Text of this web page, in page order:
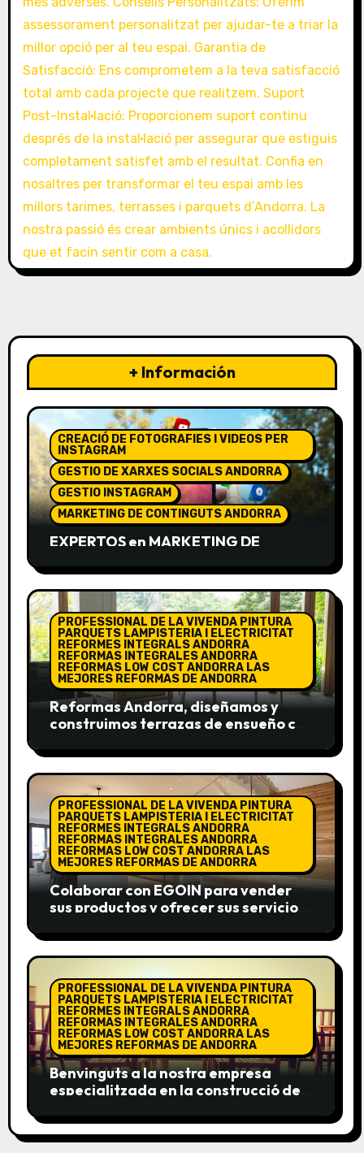
+ Información
CREACIÓ DE FOTOGRAFIES I VIDEOS PER
INSTAGRAM
GESTIO DE XARXES SOCIALS ANDORRA
GESTIO INSTAGRAM
MARKETING DE CONTINGUTS ANDORRA
EXPERTOS en MARKETING DE
“estar” en internet, sino de colocarte
arriba del todo en Google
PROFESSIONAL DE LA VIVENDA PINTURA
PARQUETS LAMPISTERIA I ELECTRICITAT
REFORMES INTEGRALS ANDORRA
REFORMAS INTEGRALES ANDORRA
REFORMAS LOW COST ANDORRA LAS
MEJORES REFORMAS DE ANDORRA
Reformas Andorra, diseñamos y
construimos terrazas de ensueño con
más alta calidad.
PROFESSIONAL DE LA VIVENDA PINTURA
PARQUETS LAMPISTERIA I ELECTRICITAT
REFORMES INTEGRALS ANDORRA
REFORMAS INTEGRALES ANDORRA
REFORMAS LOW COST ANDORRA LAS
MEJORES REFORMAS DE ANDORRA
Colaborar con EGOIN para vender
sus productos y ofrecer sus servicios
PROFESSIONAL DE LA VIVENDA PINTURA
PARQUETS LAMPISTERIA I ELECTRICITAT
REFORMES INTEGRALS ANDORRA
REFORMAS INTEGRALES ANDORRA
REFORMAS LOW COST ANDORRA LAS
MEJORES REFORMAS DE ANDORRA
Benvinguts a la nostra empresa
especialitzada en la construcció de